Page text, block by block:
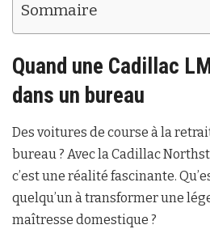
Sommaire
Quand une Cadillac
dans un bureau
Des voitures de course à la
bureau ? Avec la Cadillac
c’est une réalité fascinante.
quelqu’un à transformer une
maîtresse domestique ?